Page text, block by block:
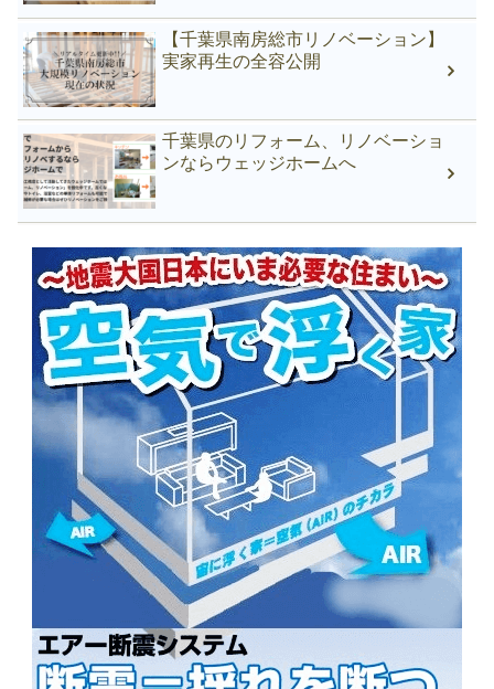
【千葉県南房総市リノベーション】
実家再生の全容公開
千葉県のリフォーム、リノベーショ
ンならウェッジホームへ